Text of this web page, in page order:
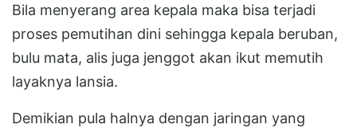
Bila menyerang area kepala maka bisa terjadi
proses pemutihan dini sehingga kepala beruban,
bulu mata, alis juga jenggot akan ikut memutih
layaknya lansia.
Demikian pula halnya dengan jaringan yang